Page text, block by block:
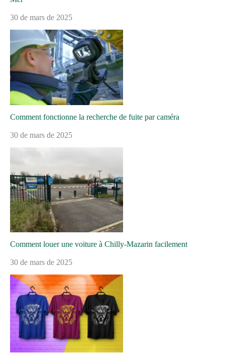
30 de mars de 2025
Comment fonctionne la recherche de fuite par caméra
30 de mars de 2025
Comment louer une voiture à Chilly-Mazarin facilement
30 de mars de 2025